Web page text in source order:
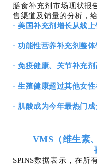
膳食补充剂市场现状报
售渠道及销量的分析，
· 美国补充剂增长从线
· 功能性营养补充剂整
· 免疫健康、关节补充剂
· 生殖健康超过其他女性
· 肌酸成为今年最热门成
VMS（维生素
SPINS数据表示，在所